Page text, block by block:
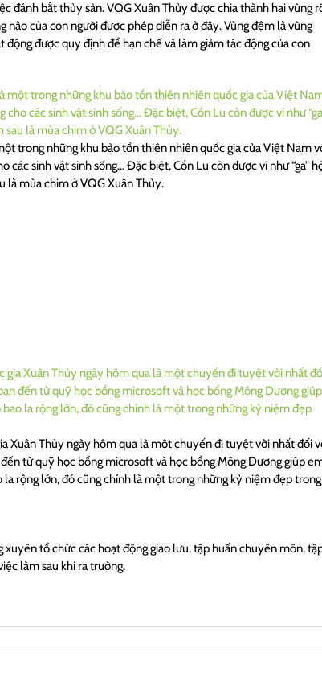
đánh bắt thủy sản. VQG Xuân Thủy được chia thành hai vùng
của con người được phép diễn ra ở đây. Vùng đệm là vùng
được quy định để hạn chế và làm giảm tác động của con
trong những khu bảo tồn thiên nhiên quốc gia của Việt Nam
sinh vật sinh sống… Đặc biệt, Cồn Lu còn được ví như “ga”
là mùa chim ở VQG Xuân Thủy.
Xuân Thủy ngày hôm qua là một chuyến đi tuyệt vời nhất đối
từ quỹ học bổng microsoft và học bổng Mông Dương giúp
rộng lớn, đó cũng chính là một trong những kỷ niệm đẹp trong
tổ chức các hoạt động giao lưu, tập huấn chuyên môn,
làm sau khi ra trường.